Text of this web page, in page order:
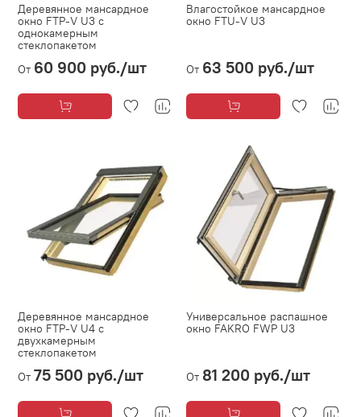
Деревянное мансардное
окно FTP-V U3 с
однокамерным
стеклопакетом
От 60 900 руб./шт
Влагостойкое мансардное
окно FTU-V U3
От 63 500 руб./шт
Деревянное мансардное
окно FTP-V U4 с
двухкамерным
стеклопакетом
От 75 500 руб./шт
Универсальное распашное
окно FAKRO FWP U3
От 81 200 руб./шт